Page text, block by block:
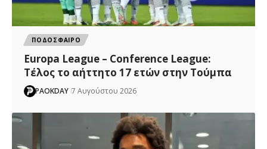
ΠΟΔΟΣΦΑΙΡΟ
Europa League – Conference League:
Τέλος το αήττητο 17 ετών στην Τούμπα
PAOKDAY 7 Αυγούστου 2026